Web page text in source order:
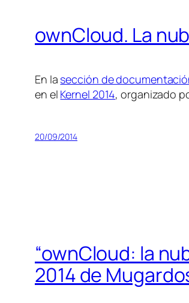
ownCloud. La
En la sección de
en el Kernel 2014, organizado
20/09/2014
“ownCloud: la
2014 de